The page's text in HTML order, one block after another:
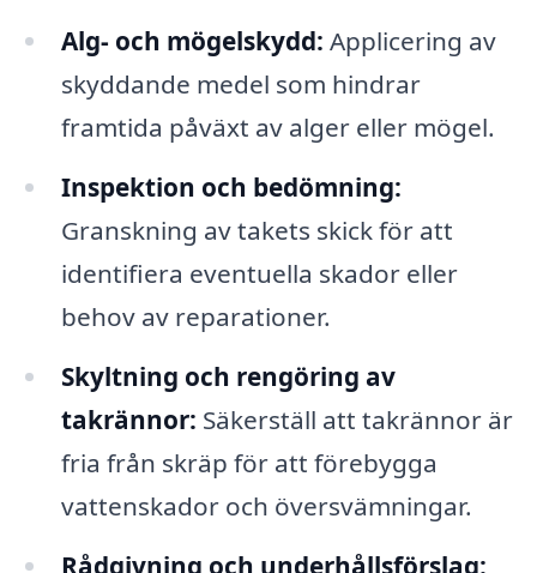
Alg- och mögelskydd: Applicering av
skyddande medel som hindrar
framtida påväxt av alger eller mögel.
Inspektion och bedömning:
Granskning av takets skick för att
identifiera eventuella skador eller
behov av reparationer.
Skyltning och rengöring av
takrännor: Säkerställ att takrännor är
fria från skräp för att förebygga
vattenskador och översvämningar.
Rådgivning och underhållsförslag: